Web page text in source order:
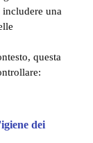
includere una
questa
dei